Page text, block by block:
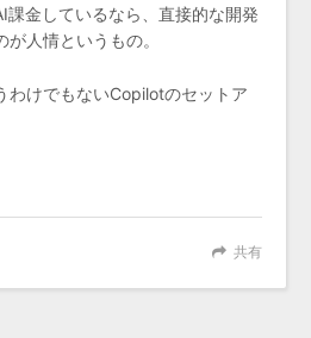
課金しているなら、直接的な開発
人情というもの。
わけでもないCopilotのセットア
共有